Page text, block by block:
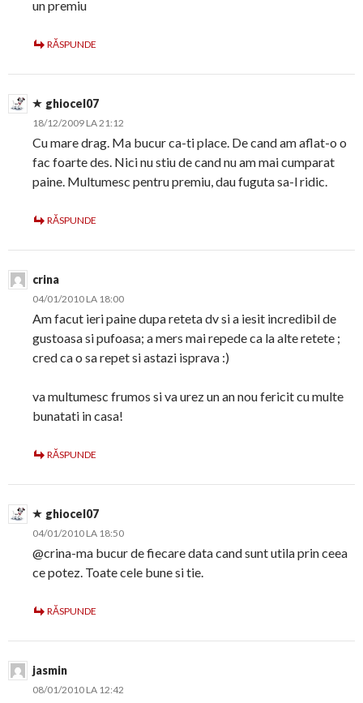
un premiu
RĂSPUNDE
ghiocel07
18/12/2009 LA 21:12
Cu mare drag. Ma bucur ca-ti place. De cand am aflat-o o
fac foarte des. Nici nu stiu de cand nu am mai cumparat
paine. Multumesc pentru premiu, dau fuguta sa-l ridic.
RĂSPUNDE
crina
04/01/2010 LA 18:00
Am facut ieri paine dupa reteta dv si a iesit incredibil de
gustoasa si pufoasa; a mers mai repede ca la alte retete ;
cred ca o sa repet si astazi isprava :)
va multumesc frumos si va urez un an nou fericit cu multe
bunatati in casa!
RĂSPUNDE
ghiocel07
04/01/2010 LA 18:50
@crina-ma bucur de fiecare data cand sunt utila prin ceea
ce potez. Toate cele bune si tie.
RĂSPUNDE
jasmin
08/01/2010 LA 12:42